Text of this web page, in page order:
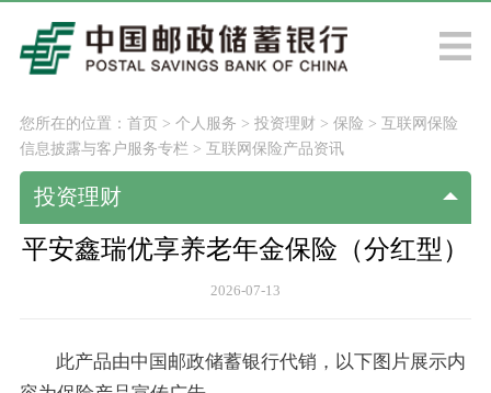
您所在的位置： 首页> 个人服务 > 投资理财 > 保险 > 互联网保险
信息披露与客户服务专栏 > 互联网保险产品资讯
投资理财
平安鑫瑞优享养老年金保险（分红型）
2026-07-13
此产品由中国邮政储蓄银行代销，以下图片展示内